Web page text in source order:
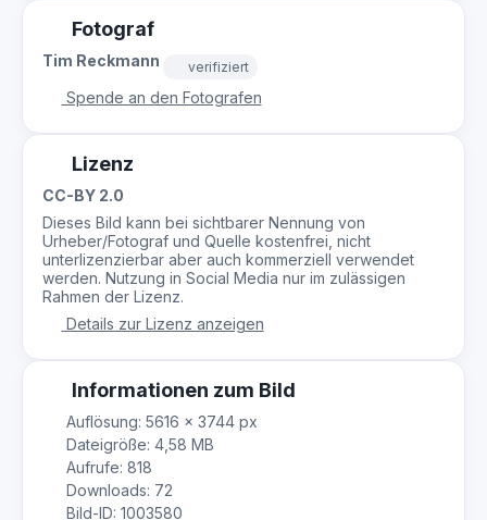
Fotograf
Tim Reckmann verifiziert
Spende an den Fotografen
Lizenz
CC-BY 2.0
Dieses Bild kann bei sichtbarer Nennung von
Urheber/Fotograf und Quelle kostenfrei, nicht
unterlizenzierbar aber auch kommerziell verwendet
werden. Nutzung in Social Media nur im zulässigen
Rahmen der Lizenz.
Details zur Lizenz anzeigen
Informationen zum Bild
Auflösung: 5616 × 3744 px
Dateigröße: 4,58 MB
Aufrufe: 818
Downloads: 72
Bild-ID: 1003580